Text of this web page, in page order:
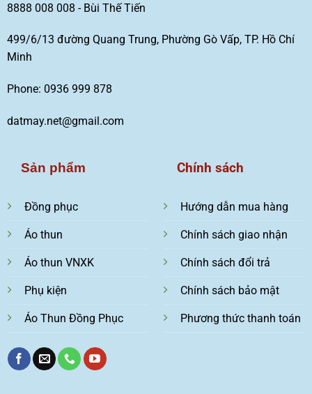
8888 008 008 - Bùi Thế Tiến
499/6/13 đường Quang Trung, Phường Gò Vấp, TP. Hồ Chí
Minh
Phone: 0936 999 878
datmay.net@gmail.com
Sản phẩm
Đồng phục
Áo thun
Áo thun VNXK
Phụ kiện
Áo Thun Đồng Phục
Chính sách
Hướng dẫn mua hàng
Chính sách giao nhận
Chính sách đổi trả
Chính sách bảo mật
Phương thức thanh toán